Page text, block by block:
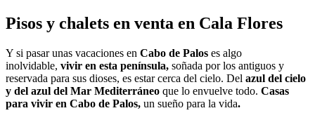
Pisos y chalets en venta en Cala Flores
Y si pasar unas vacaciones en Cabo de Palos es algo
inolvidable, vivir en esta península, soñada por los antiguos y
reservada para sus dioses, es estar cerca del cielo. Del azul del cielo
y del azul del Mar Mediterráneo que lo envuelve todo. Casas
para vivir en Cabo de Palos, un sueño para la vida.